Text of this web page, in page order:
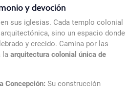
y devoción
sus iglesias. Cada templo colonial
sino un espacio donde
y crecido. Camina por las
la arquitectura colonial única de
Concepción: Su construcción